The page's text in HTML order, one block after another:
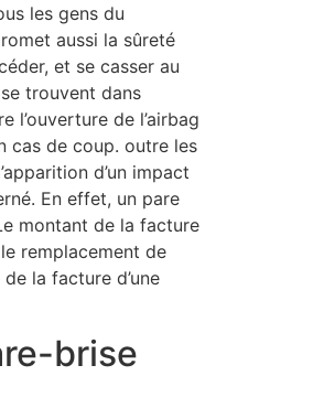
les gens du
aussi la sûreté
et se casser au
trouvent dans
l’ouverture de l’airbag
cas de coup. outre les
d’un impact
En effet, un pare
montant de la facture
remplacement de
la facture d’une
brise